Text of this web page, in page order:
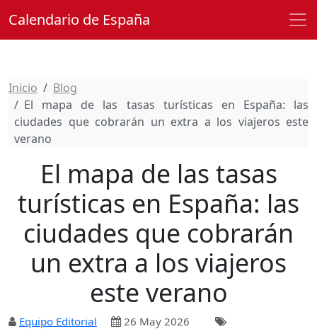
Calendario de España
Inicio
Blog
El mapa de las tasas turísticas en España: las
ciudades que cobrarán un extra a los viajeros este
verano
El mapa de las tasas
turísticas en España: las
ciudades que cobrarán
un extra a los viajeros
este verano
Equipo Editorial 26 May 2026